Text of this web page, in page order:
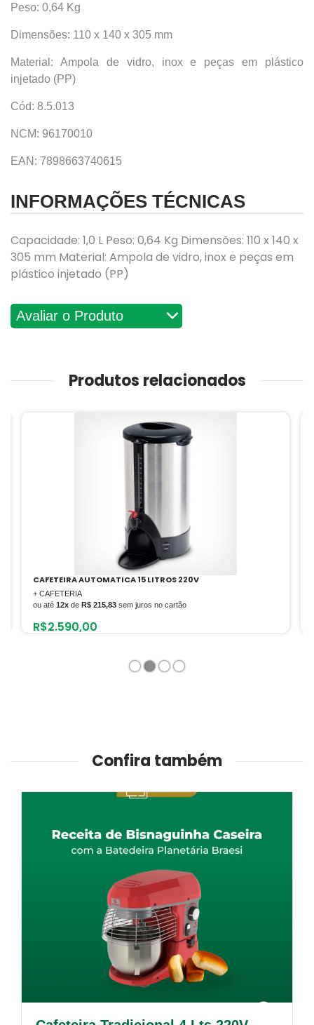
Peso: 0,64 Kg
Dimensões: 110 x 140 x 305 mm
Material: Ampola de vidro, inox e peças em plástico
injetado (PP)
Cód: 8.5.013
NCM: 96170010
EAN: 7898663740615
INFORMAÇÕES TÉCNICAS
Capacidade: 1,0 L Peso: 0,64 Kg Dimensões: 110 x 140 x
305 mm Material: Ampola de vidro, inox e peças em
plástico injetado (PP)
Avaliações
Produtos relacionados
CAFETEIRA AUTOMATICA 6 LITROS 220V
+ CAFETERIA
ou até12xdeR$ 108,58sem juros no cartão
R$1.303,00
1 2 3 4
Confira também